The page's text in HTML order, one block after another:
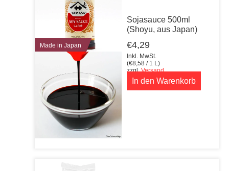
Made in Japan
Sojasauce 500ml
(Shoyu, aus Japan)
€4,29
Inkl. MwSt.
(€8,58 / 1 L)
zzgl.Versand
In den Warenkorb